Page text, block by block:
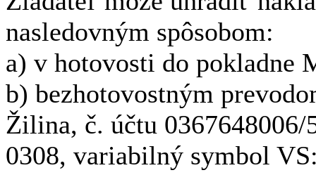
nasledovným spôsobom:
a) v hotovosti do pokladne
b) bezhotovostným
Žilina, č. účtu
0308, variabilný symbol